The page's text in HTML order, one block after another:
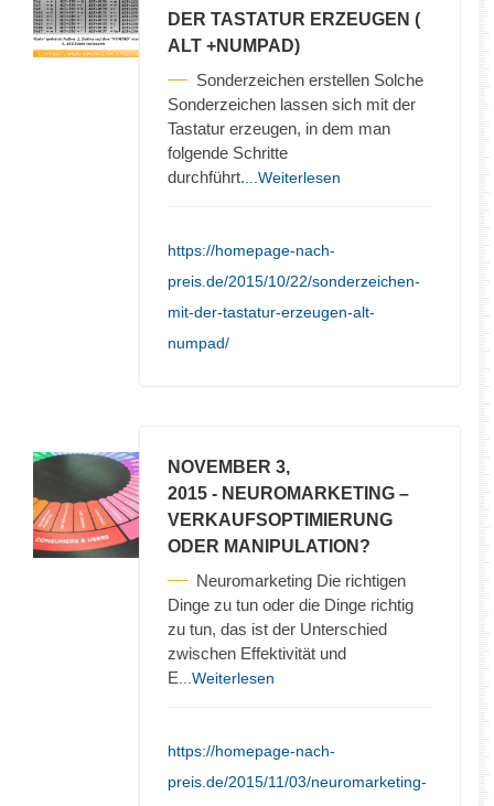
DER TASTATUR ERZEUGEN (
ALT +NUMPAD)
Sonderzeichen erstellen Solche
Sonderzeichen lassen sich mit der
Tastatur erzeugen, in dem man
folgende Schritte
durchführt. ...Weiterlesen
https://homepage-nach-
preis.de/2015/10/22/sonderzeichen-
mit-der-tastatur-erzeugen-alt-
numpad/
NOVEMBER 3,
2015 - NEUROMARKETING –
VERKAUFSOPTIMIERUNG
ODER MANIPULATION?
Neuromarketing Die richtigen
Dinge zu tun oder die Dinge richtig
zu tun, das ist der Unterschied
zwischen Effektivität und
E ...Weiterlesen
https://homepage-nach-
preis.de/2015/11/03/neuromarketing-